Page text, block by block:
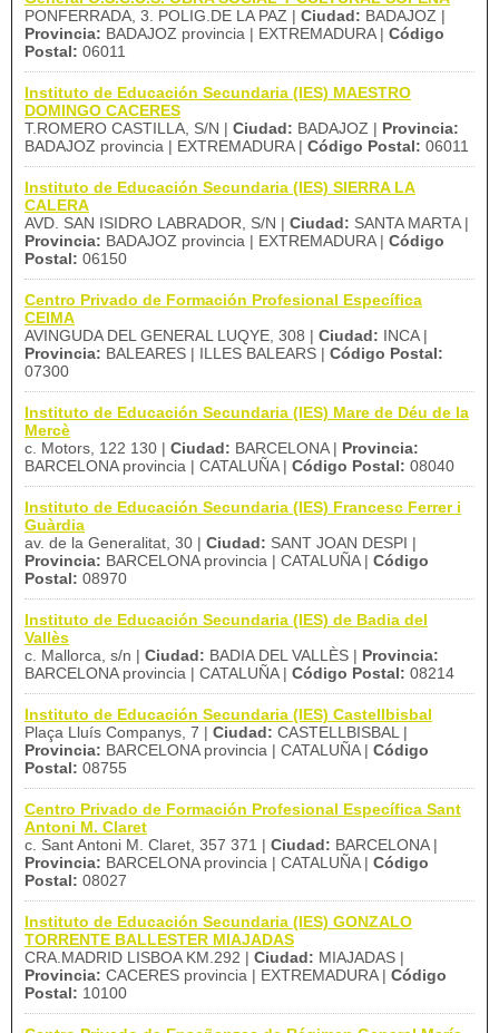
PONFERRADA, 3. POLIG.DE LA PAZ | Ciudad: BADAJOZ |
Provincia: BADAJOZ provincia | EXTREMADURA | Código
Postal: 06011
Instituto de Educación Secundaria (IES) MAESTRO
DOMINGO CACERES
T.ROMERO CASTILLA, S/N | Ciudad: BADAJOZ | Provincia:
BADAJOZ provincia | EXTREMADURA | Código Postal: 06011
Instituto de Educación Secundaria (IES) SIERRA LA
CALERA
AVD. SAN ISIDRO LABRADOR, S/N | Ciudad: SANTA MARTA |
Provincia: BADAJOZ provincia | EXTREMADURA | Código
Postal: 06150
Centro Privado de Formación Profesional Específica
CEIMA
AVINGUDA DEL GENERAL LUQYE, 308 | Ciudad: INCA |
Provincia: BALEARES | ILLES BALEARS | Código Postal:
07300
Instituto de Educación Secundaria (IES) Mare de Déu de la
Mercè
c. Motors, 122 130 | Ciudad: BARCELONA | Provincia:
BARCELONA provincia | CATALUÑA | Código Postal: 08040
Instituto de Educación Secundaria (IES) Francesc Ferrer i
Guàrdia
av. de la Generalitat, 30 | Ciudad: SANT JOAN DESPI |
Provincia: BARCELONA provincia | CATALUÑA | Código
Postal: 08970
Instituto de Educación Secundaria (IES) de Badia del
Vallès
c. Mallorca, s/n | Ciudad: BADIA DEL VALLÈS | Provincia:
BARCELONA provincia | CATALUÑA | Código Postal: 08214
Instituto de Educación Secundaria (IES) Castellbisbal
Plaça Lluís Companys, 7 | Ciudad: CASTELLBISBAL |
Provincia: BARCELONA provincia | CATALUÑA | Código
Postal: 08755
Centro Privado de Formación Profesional Específica Sant
Antoni M. Claret
c. Sant Antoni M. Claret, 357 371 | Ciudad: BARCELONA |
Provincia: BARCELONA provincia | CATALUÑA | Código
Postal: 08027
Instituto de Educación Secundaria (IES) GONZALO
TORRENTE BALLESTER MIAJADAS
CRA.MADRID LISBOA KM.292 | Ciudad: MIAJADAS |
Provincia: CACERES provincia | EXTREMADURA | Código
Postal: 10100